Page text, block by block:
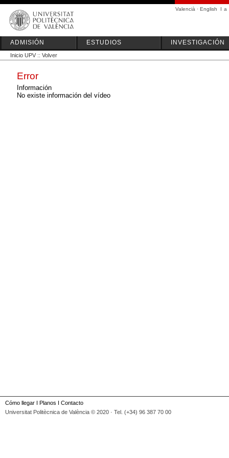
Valencià · English I a
ADMISIÓN ESTUDIOS INVESTIGACIÓN
Inicio UPV :: Volver
Error
Información
No existe información del vídeo
Cómo llegar I Planos I Contacto
Universitat Politècnica de València © 2020 · Tel. (+34) 96 387 70 00